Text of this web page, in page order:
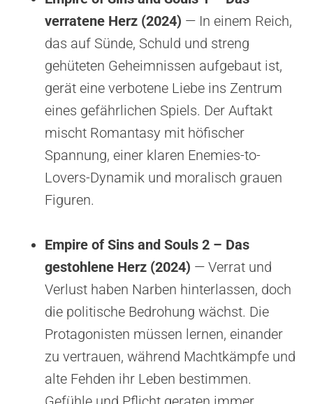
verratene Herz (2024) — In einem Reich,
das auf Sünde, Schuld und streng
gehüteten Geheimnissen aufgebaut ist,
gerät eine verbotene Liebe ins Zentrum
eines gefährlichen Spiels. Der Auftakt
mischt Romantasy mit höfischer
Spannung, einer klaren Enemies-to-
Lovers-Dynamik und moralisch grauen
Figuren.
Empire of Sins and Souls 2 – Das
gestohlene Herz (2024) — Verrat und
Verlust haben Narben hinterlassen, doch
die politische Bedrohung wächst. Die
Protagonisten müssen lernen, einander
zu vertrauen, während Machtkämpfe und
alte Fehden ihr Leben bestimmen.